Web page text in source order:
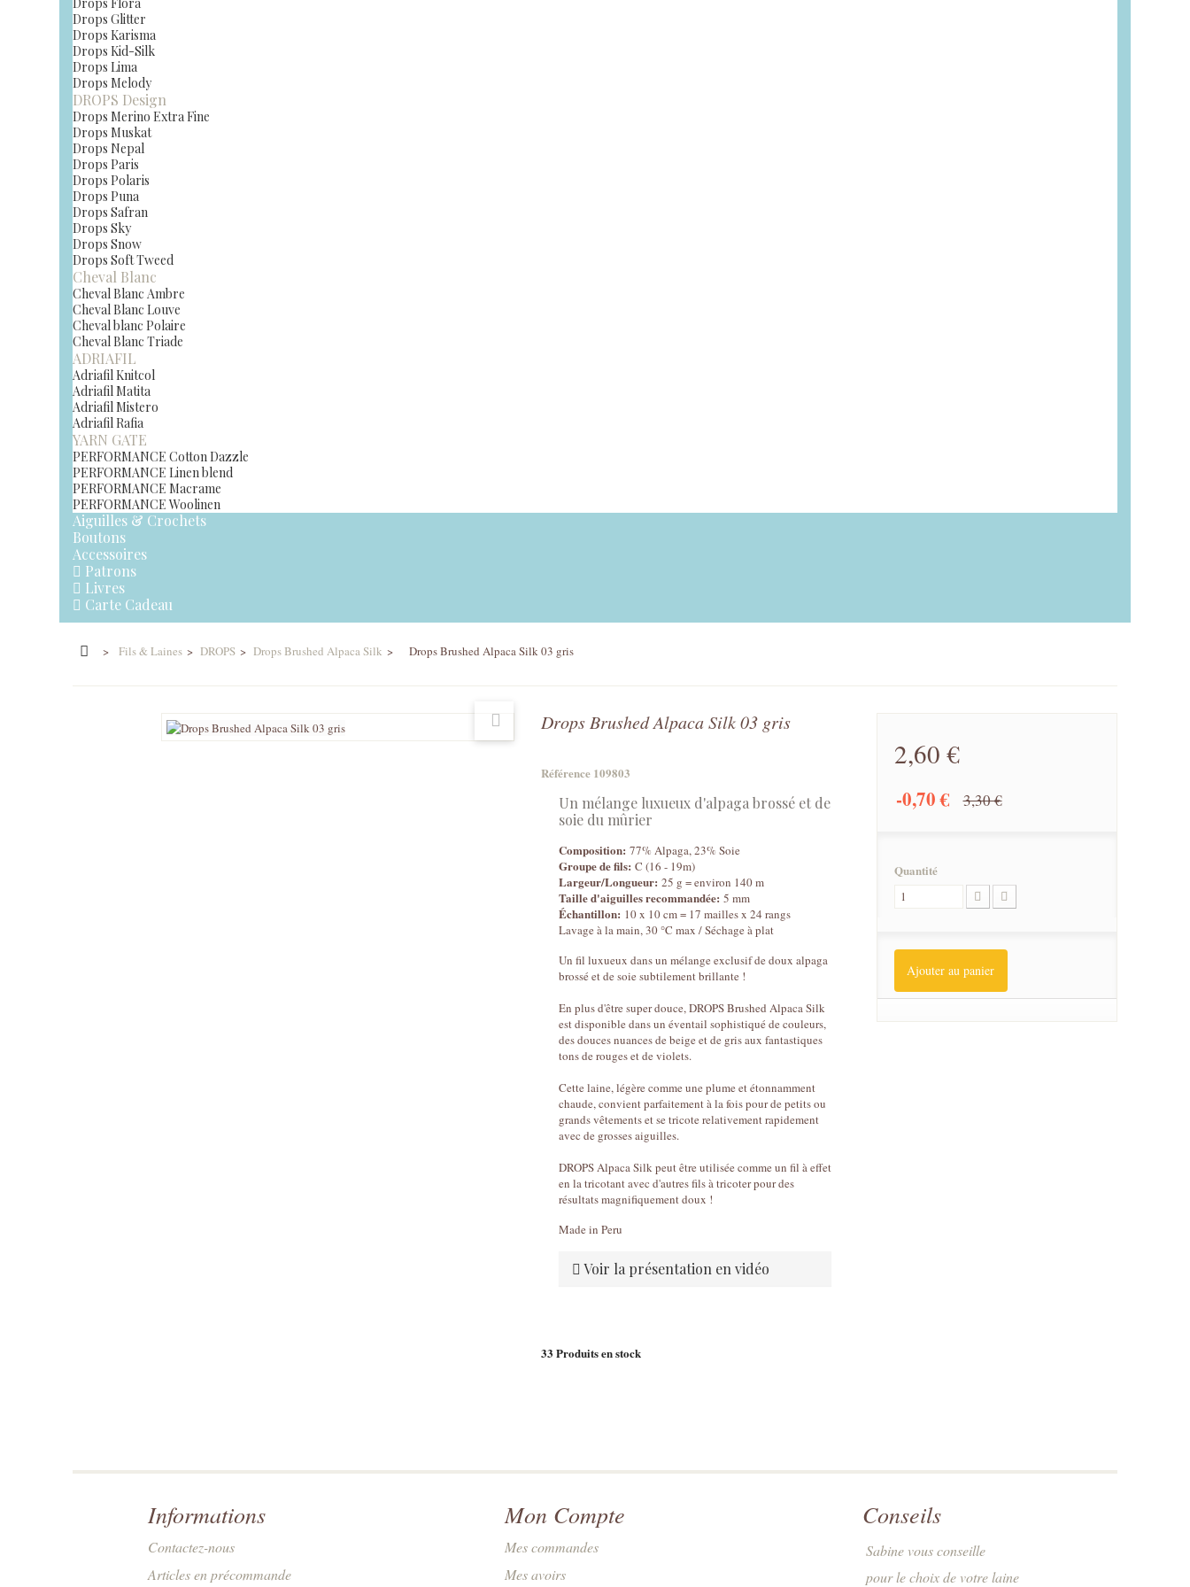
Drops Glitter
Drops Karisma
Drops Kid-Silk
Drops Lima
Drops Melody
DROPS Design
Drops Merino Extra Fine
Drops Muskat
Drops Nepal
Drops Paris
Drops Polaris
Drops Puna
Drops Safran
Drops Sky
Drops Snow
Drops Soft Tweed
Cheval Blanc
Cheval Blanc Ambre
Cheval Blanc Louve
Cheval blanc Polaire
Cheval Blanc Triade
ADRIAFIL
Adriafil Knitcol
Adriafil Matita
Adriafil Mistero
Adriafil Rafia
YARN GATE
PERFORMANCE Cotton Dazzle
PERFORMANCE Linen blend
PERFORMANCE Macrame
PERFORMANCE Woolinen
Aiguilles & Crochets
Boutons
Accessoires
Patrons
Livres
Carte Cadeau
> Fils & Laines > DROPS > Drops Brushed Alpaca Silk > Drops Brushed Alpaca Silk 03 gris
Drops Brushed Alpaca Silk 03 gris
Référence 109803
Un mélange luxueux d'alpaga brossé et de
soie du mûrier
Composition: 77% Alpaga, 23% Soie
Groupe de fils: C (16 - 19m)
Largeur/Longueur: 25 g = environ 140 m
Taille d'aiguilles recommandée: 5 mm
Échantillon: 10 x 10 cm = 17 mailles x 24 rangs
Lavage à la main, 30 °C max / Séchage à plat
Un fil luxueux dans un mélange exclusif de doux alpaga
brossé et de soie subtilement brillante !
En plus d'être super douce, DROPS Brushed Alpaca Silk
est disponible dans un éventail sophistiqué de couleurs,
des douces nuances de beige et de gris aux fantastiques
tons de rouges et de violets.
Cette laine, légère comme une plume et étonnamment
chaude, convient parfaitement à la fois pour de petits ou
grands vêtements et se tricote relativement rapidement
avec de grosses aiguilles.
DROPS Alpaca Silk peut être utilisée comme un fil à effet
en la tricotant avec d'autres fils à tricoter pour des
résultats magnifiquement doux !
Made in Peru
Voir la présentation en vidéo
33 Produits en stock
2,60 €
-0,70 € 3,30 €
Quantité
Ajouter au panier
Informations
Contactez-nous
Articles en précommande
Mon Compte
Mes commandes
Mes avoirs
Conseils
Sabine vous conseille
pour le choix de votre laine